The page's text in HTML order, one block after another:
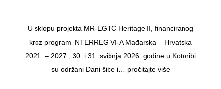
U sklopu projekta MR-EGTC Heritage II, financiranog
kroz program INTERREG VI-A Mađarska – Hrvatska
2021. – 2027., 30. i 31. svibnja 2026. godine u Kotoribi
su održani Dani šibe i… pročitajte više